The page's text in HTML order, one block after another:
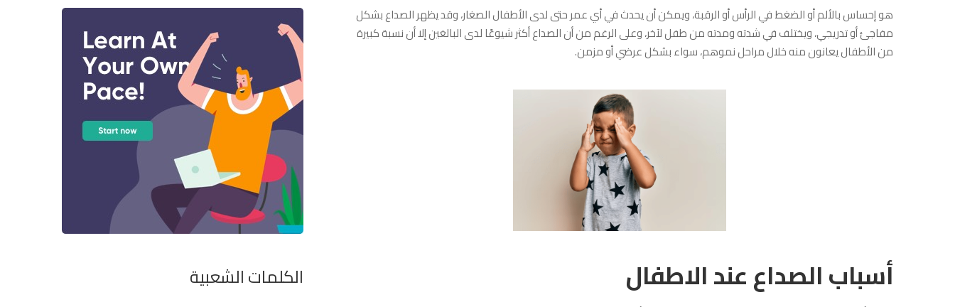
هو إحساس بالألم أو الضغط في الرأس أو الرقبة، ويمكن أن يحدث في أي عمر حتى لدى الأطفال الصغار، وقد يظهر الصداع بشكل
مفاجئ أو تدريجي، ويختلف في شدته ومدته من طفل لآخر، وعلى الرغم من أن الصداع أكثر شيوعًا لدى البالغين إلا أن نسبة كبيرة
من الأطفال يعانون منه خلال مراحل نموهم، سواء بشكل عرضي أو مزمن.
أسباب الصداع عند الاطفال الكلمات الشعبية